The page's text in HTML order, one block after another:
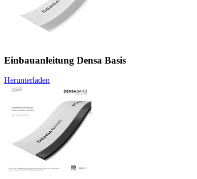
Einbauanleitung Densa Basis
Herunterladen